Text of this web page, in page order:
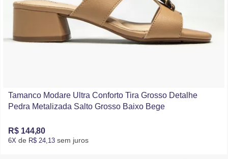
Tamanco Modare Ultra Conforto Tira Grosso Detalhe
Pedra Metalizada Salto Grosso Baixo Bege
R$ 144,80
6X de R$ 24,13 sem juros